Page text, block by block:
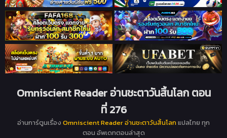
Omniscient Reader อ่านชะตาวันสิ้นโลก ตอน
ที่ 276
อ่านการ์ตูนเรื่อง Omniscient Reader อ่านชะตาวันสิ้นโลกแปลไทย ทุก
ตอน อัพเดทตอนล่าสุด